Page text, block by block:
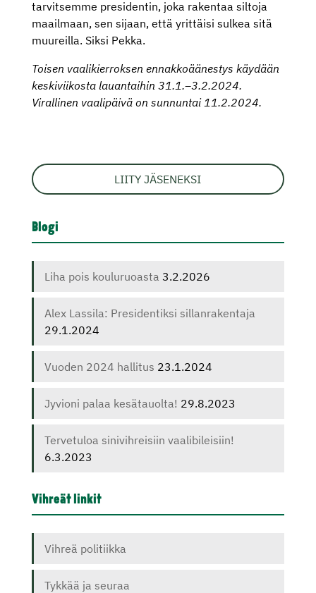
tarvitsemme presidentin, joka rakentaa siltoja
maailmaan, sen sijaan, että yrittäisi sulkea sitä
muureilla. Siksi Pekka.
Toisen vaalikierroksen ennakkoäänestys käydään
keskiviikosta lauantaihin 31.1.–3.2.2024.
Virallinen vaalipäivä on sunnuntai 11.2.2024.
LIITY JÄSENEKSI
Blogi
Liha pois kouluruoasta 3.2.2026
Alex Lassila: Presidentiksi sillanrakentaja
29.1.2024
Vuoden 2024 hallitus 23.1.2024
Jyvioni palaa kesätauolta! 29.8.2023
Tervetuloa sinivihreisiin vaalibileisiin!
6.3.2023
Vihreät linkit
Vihreä politiikka
Tykkää ja seuraa